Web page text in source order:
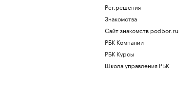
Рег.решения
Знакомства
Сайт знакомств podbor.ru
РБК Компании
РБК Курсы
Школа управления РБК